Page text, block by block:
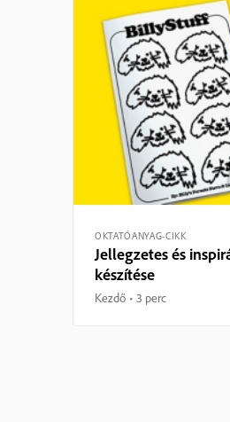
OKTATÓANYAG-CIKK
Jellegzetes és
készítése
Kezdő 3 perc